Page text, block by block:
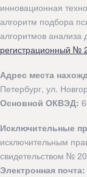
инновационная
алгоритм подбора
алгоритмов
регистрационный №
Адрес места
Петербург, ул.
Основной ОКВЭД:
Исключительные
исключительным
свидетельством №
Электронная почта: